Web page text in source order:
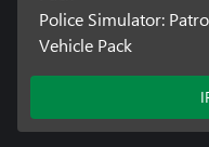
Police Simulator:
Vehicle Pack